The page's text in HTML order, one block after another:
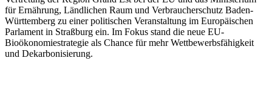
für Ernährung, Ländlichen Raum und Verbraucherschutz Baden-
Württemberg zu einer politischen Veranstaltung im Europäischen
Parlament in Straßburg ein. Im Fokus stand die neue EU-
Bioökonomiestrategie als Chance für mehr Wettbewerbsfähigkeit
und Dekarbonisierung.